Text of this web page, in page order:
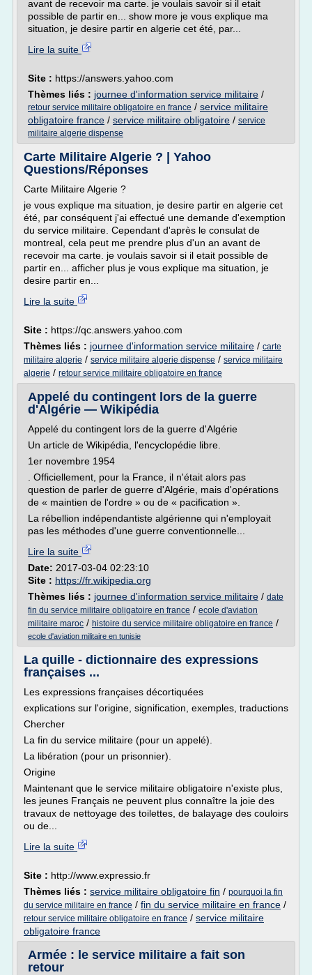
avant de recevoir ma carte. je voulais savoir si il etait
possible de partir en... show more je vous explique ma
situation, je desire partir en algerie cet été, par...
Lire la suite
Site : https://answers.yahoo.com
Thèmes liés : journee d'information service militaire /
retour service militaire obligatoire en france / service militaire
obligatoire france / service militaire obligatoire / service
militaire algerie dispense
Carte Militaire Algerie ? | Yahoo
Questions/Réponses
Carte Militaire Algerie ?
je vous explique ma situation, je desire partir en algerie cet
été, par conséquent j'ai effectué une demande d'exemption
du service militaire. Cependant d'après le consulat de
montreal, cela peut me prendre plus d'un an avant de
recevoir ma carte. je voulais savoir si il etait possible de
partir en... afficher plus je vous explique ma situation, je
desire partir en...
Lire la suite
Site : https://qc.answers.yahoo.com
Thèmes liés : journee d'information service militaire / carte
militaire algerie / service militaire algerie dispense / service militaire
algerie / retour service militaire obligatoire en france
Appelé du contingent lors de la guerre
d'Algérie — Wikipédia
Appelé du contingent lors de la guerre d'Algérie
Un article de Wikipédia, l'encyclopédie libre.
1er novembre 1954
. Officiellement, pour la France, il n'était alors pas
question de parler de guerre d'Algérie, mais d'opérations
de « maintien de l'ordre » ou de « pacification ».
La rébellion indépendantiste algérienne qui n'employait
pas les méthodes d'une guerre conventionnelle...
Lire la suite
Date: 2017-03-04 02:23:10
Site : https://fr.wikipedia.org
Thèmes liés : journee d'information service militaire / date
fin du service militaire obligatoire en france / ecole d'aviation
militaire maroc / histoire du service militaire obligatoire en france /
ecole d'aviation militaire en tunisie
La quille - dictionnaire des expressions
françaises ...
Les expressions françaises décortiquées
explications sur l'origine, signification, exemples, traductions
Chercher
La fin du service militaire (pour un appelé).
La libération (pour un prisonnier).
Origine
Maintenant que le service militaire obligatoire n'existe plus,
les jeunes Français ne peuvent plus connaître la joie des
travaux de nettoyage des toilettes, de balayage des couloirs
ou de...
Lire la suite
Site : http://www.expressio.fr
Thèmes liés : service militaire obligatoire fin / pourquoi la fin
du service militaire en france / fin du service militaire en france /
retour service militaire obligatoire en france / service militaire
obligatoire france
Armée : le service militaire a fait son
retour